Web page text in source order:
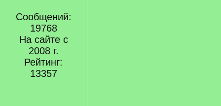
Сообщений:
19768
На сайте с
2008 г.
Рейтинг:
13357